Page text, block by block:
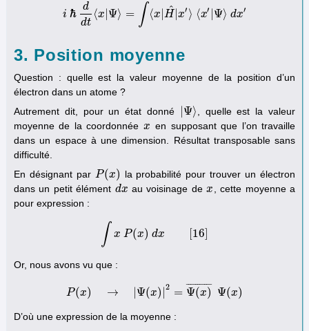
i ℏ
d
dt
⟨x Ψ⟩ = ∫ ⟨x |H
^ |x′ ⟩ ⟨x′ Ψ⟩ dx′
i ℏ d dt⟨x Ψ⟩ ∫⟨ x|H ^|x ⟩ ⟨ x′ Ψ⟩ dx′
3. Position moyenne
Question : quelle est la valeur moyenne de la position d’un
électron dans un atome ?
Autrement dit, pour un état donné
Ψ⟩
Ψ⟩
, quelle est la valeur
moyenne de la coordonnée x
x
en supposant que l’on travaille
dans un espace à une dimension. Résultat transposable sans
difficulté.
En désignant par P(x)
P(x)
la probabilité pour trouver un électron
dans un petit élément dx
dx au voisinage dex
x
, cette moyenne a
pour expression :
∫ x P(x) dx 16
∫x P(x ) dx
Or, nous avons vu que :
P(x) → |Ψ(x) |2 = Ψ(x)
¯ ¯
¯¯¯¯¯¯¯¯¯ Ψ(x)
x)→ (x)|2= Ψ( x)¯ Ψ(x)
D’où une expression de la moyenne :